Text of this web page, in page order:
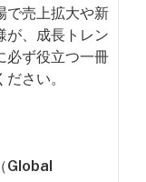
で売上拡大や新
が、成長トレン
必ず役立つ一冊
さい。
Global